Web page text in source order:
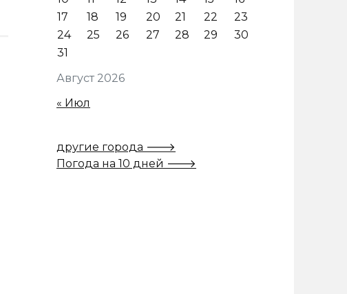
Август 2026
17
18 19 20 21 22
23
24
25 26 27 28 29
30
31
« Июл
другие города 🡒
Погода на 10 дней 🡒